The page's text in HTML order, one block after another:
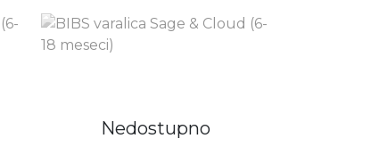
Nedostupno